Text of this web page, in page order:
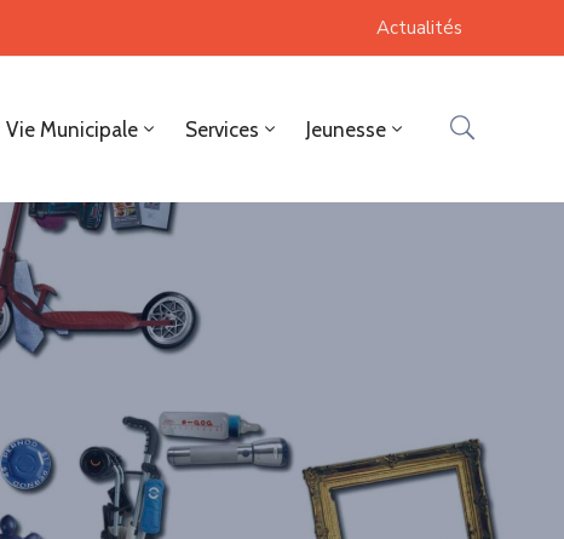
Actualités
Vie Municipale Services Jeunesse